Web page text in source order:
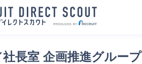
長室 企画推進グループ